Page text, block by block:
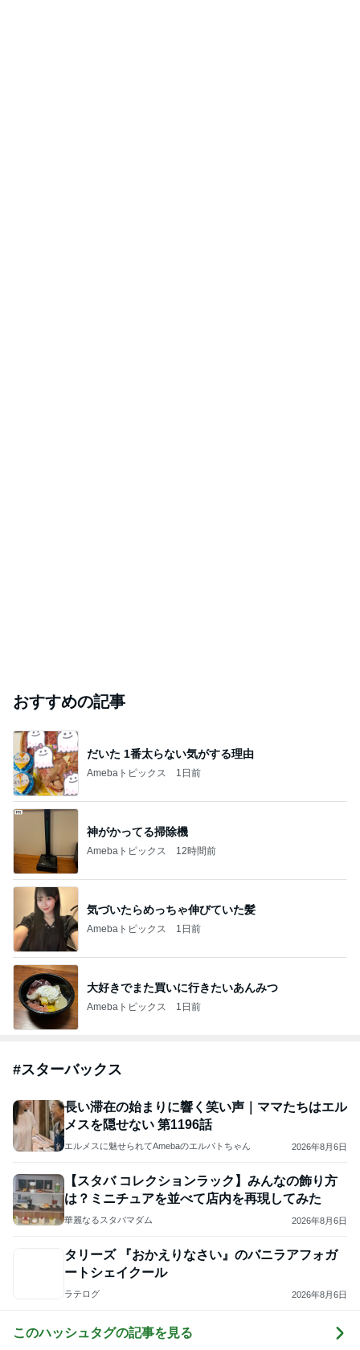
おすすめの記事
だいた 1番太らない気がする理由
Amebaトピックス 1日前
神がかってる掃除機
Amebaトピックス 12時間前
気づいたらめっちゃ伸びていた髪
Amebaトピックス 1日前
大好きでまた買いに行きたいあんみつ
Amebaトピックス 1日前
#スターバックス
長い滞在の始まりに響く笑い声｜ママたちはエル
メスを隠せない 第1196話
エルメスに魅せられてAmebaのエルパトちゃん 2026年8月6日
【スタバ コレクションラック】みんなの飾り方
は？ミニチュアを並べて店内を再現してみた
華麗なるスタバマダム 2026年8月6日
タリーズ 『おかえりなさい』のバニラアフォガ
ートシェイクール
ラテログ 2026年8月6日
このハッシュタグの記事を見る